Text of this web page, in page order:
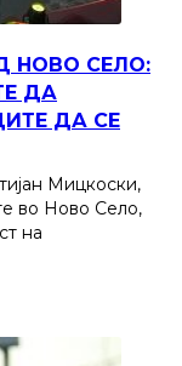
НОВО СЕЛО:
ДА
ДА СЕ
Мицкоски,
во Ново Село,
на